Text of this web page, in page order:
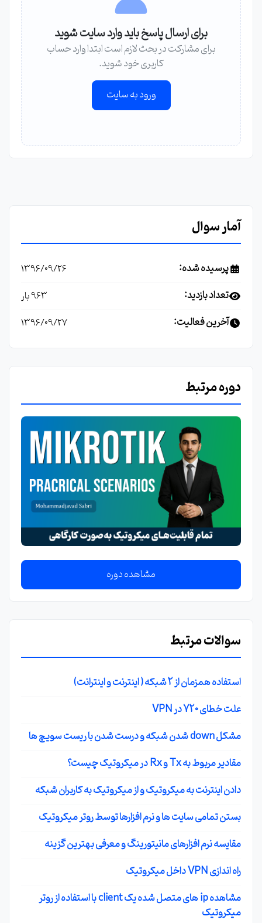
برای ارسال پاسخ باید وارد سایت شوید
برای مشارکت در بحث لازم است ابتدا وارد حساب
کاربری خود شوید.
ورود به سایت
آمار سوال
پرسیده شده: 1396/09/26
تعداد بازدید: 963 بار
آخرین فعالیت: 1396/09/27
دوره مرتبط
مشاهده دوره
سوالات مرتبط
استفاده همزمان از 2 شبکه ( اینترنت و اینترانت)
علت خطای 720 در VPN
مشکل down شدن شبکه و درست شدن با ریست سویچ ها
مقادیر مربوط به Tx و Rx در میکروتیک چیست؟
دادن اینترنت به میکروتیک و از میکروتیک به کاربران شبکه
بستن تمامی سایت ها و نرم افزارها توسط روتر میکروتیک
مقایسه نرم افزارهای مانیتورینگ و معرفی بهترین گزینه
راه اندازی VPN داخل میکروتیک
مشاهده ip های متصل شده یک client با استفاده از روتر
میکروتیک